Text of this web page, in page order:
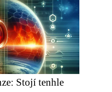
Stojí tenhle